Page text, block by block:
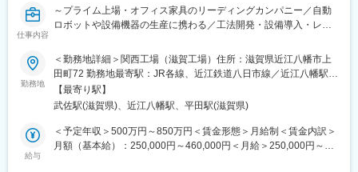
間の動きを可視化する「Data Trekking」を活用し、工場自体が常
にアップデートされ続ける“進化するものづくり”を実現していま
す。
■やりがい：
専門性を高めつつ、生産領域全体に関われる業務となります。DX
を軸にした事業改革が加速している当社において、“工場を価値創
出の場へ”という新しい発想のもと、未来の働く環境を支える製品
「手触り感のある成果」と、「経営へのインパクトの大きさ」を
感じられるポジションです。
仕事内容
～プライム上場・オフィス家具のリーディングカンパニー／自動
ロボットや設備機器の生産に携わる／工法開発・設備導入・レイ
■業務概要：
当社で取り扱っている設備機器製品（自動倉庫、セキュリティ機
器など）に対する生産技術業務をお任せ致します。
担当頂く案件によっては、出社と在宅のハイブリット勤務も可能
です。
勤務地
＜勤務地詳細＞関西工場（滋賀工場）住所：滋賀県近江八幡市上
田町72 勤務地最寄駅：JR各線、近江鉄道八日市線／近江八幡駅受
動喫煙対策：屋内全面禁煙
【最寄り駅】
武佐駅(滋賀県)、近江八幡駅、平田駅(滋賀県)
給与
＜予定年収＞500万円～850万円＜賃金形態＞月給制＜賃金内訳＞
月額（基本給）：250,000円～460,000円＜月給＞250,000円～